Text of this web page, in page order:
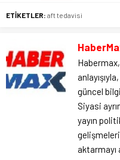
ETİKETLER: aft tedavisi
güncel
Siyasi
yayın
aktarmayı